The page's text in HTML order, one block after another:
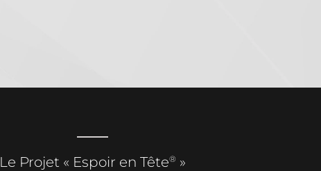
Le Projet « Espoir en Tête® »